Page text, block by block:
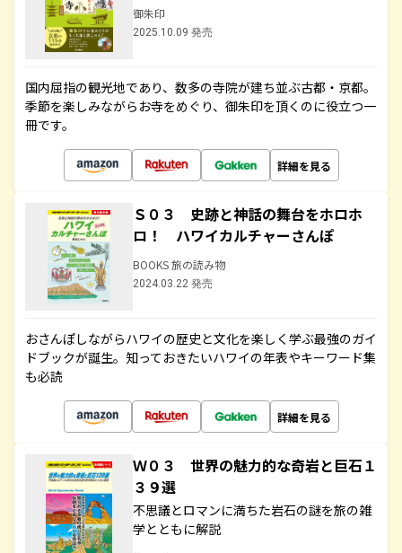
御朱印
2025.10.09 発売
国内屈指の観光地であり、数多の寺院が建ち並ぶ古都・京都。
季節を楽しみながらお寺をめぐり、御朱印を頂くのに役立つ一
冊です。
詳細を見る
Ｓ０３ 史跡と神話の舞台をホロホ
ロ！ ハワイカルチャーさんぽ
BOOKS 旅の読み物
2024.03.22 発売
おさんぽしながらハワイの歴史と文化を楽しく学ぶ最強のガイ
ドブックが誕生。知っておきたいハワイの年表やキーワード集
も必読
詳細を見る
Ｗ０３ 世界の魅力的な奇岩と巨石１
３９選
不思議とロマンに満ちた岩石の謎を旅の雑
学とともに解説